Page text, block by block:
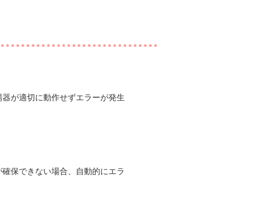
が適切に動作せずエラーが発生
保できない場合、自動的にエラ